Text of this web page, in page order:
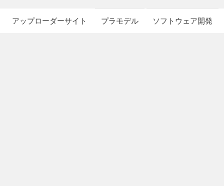
アップローダーサイト プラモデル ソフトウェア開発